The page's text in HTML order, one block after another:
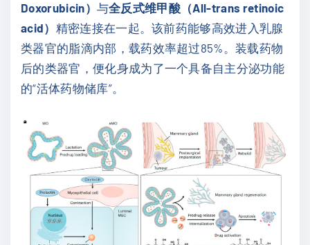
Doxorubicin） 与全反式维甲酸（All-trans retinoic
acid） 精密连接在一起。该前药能够高效进入乳腺
类器官的脂滴内部，载药效率超过85%。装载药物
后的类器官，便化身成为了一个具备自主分泌功能
的“活体药物储库”。